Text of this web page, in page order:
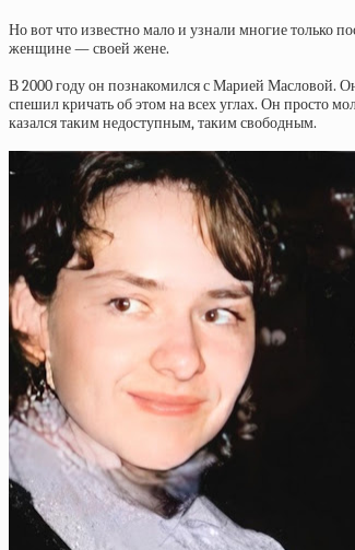
Но вот что известно мало и узнали многие только
женщине — своей жене.
В 2000 году он познакомился с Марией Масловой.
спешил кричать об этом на всех углах. Он просто
казался таким недоступным, таким свободным.